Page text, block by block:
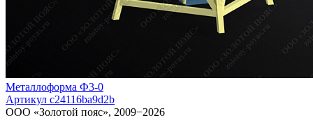
Металлоформа Ф3-0
Артикул c24116ba9d2b
ООО «Золотой пояс», 2009−2026